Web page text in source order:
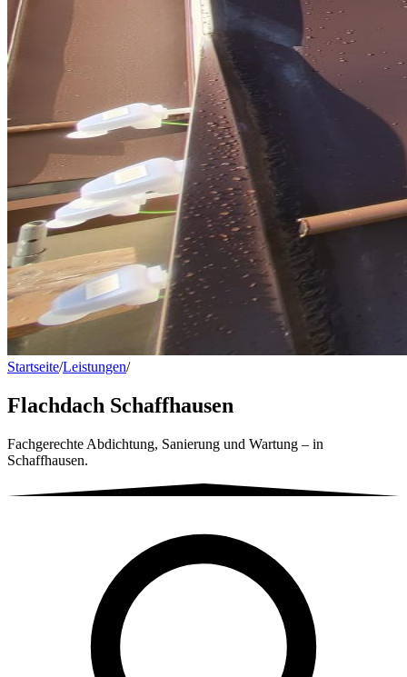
Startseite/Leistungen/Flachdach Schaffhausen
Flachdach Schaffhausen
Fachgerechte Abdichtung, Sanierung und Wartung – in
Schaffhausen.